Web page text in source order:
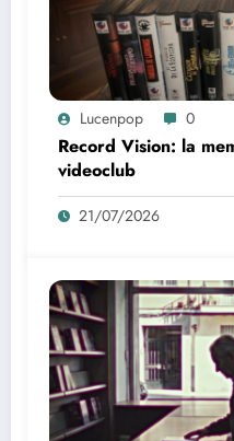
Lucenpop 0
Record Vision: la
videoclub
21/07/2026